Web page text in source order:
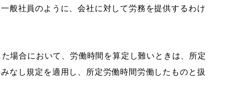
般社員のように、会社に対して労務を提供するわけ
場合において、労働時間を算定し難いときは、所定
なし規定を適用し、所定労働時間労働したものと扱